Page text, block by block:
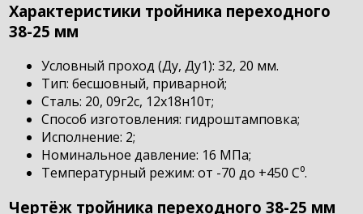
Характеристики тройника переходного
38-25 мм
Условный проход (Ду, Ду1): 32, 20 мм.
Тип: бесшовный, приварной;
Сталь: 20, 09г2с, 12х18н10т;
Способ изготовления: гидроштамповка;
Исполнение: 2;
Номинальное давление: 16 МПа;
Температурный режим: от -70 до +450 С⁰.
Чертёж тройника переходного 38-25 мм